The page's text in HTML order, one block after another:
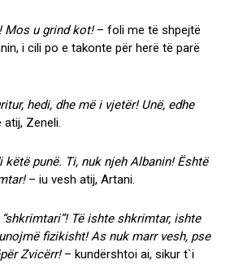
Mos u grind kot!– foli me të shpejtë
i cili po e takonte për herë të parë
hedi, dhe më i vjetër! Unë, edhe
Zeneli.
këtë punë. Ti, nuk njeh Albanin! Është
– iu vesh atij, Artani.
Të ishte shkrimtar, ishte
fizikisht! As nuk marr vesh, pse
Zvicërr!– kundërshtoi ai, sikur t`i